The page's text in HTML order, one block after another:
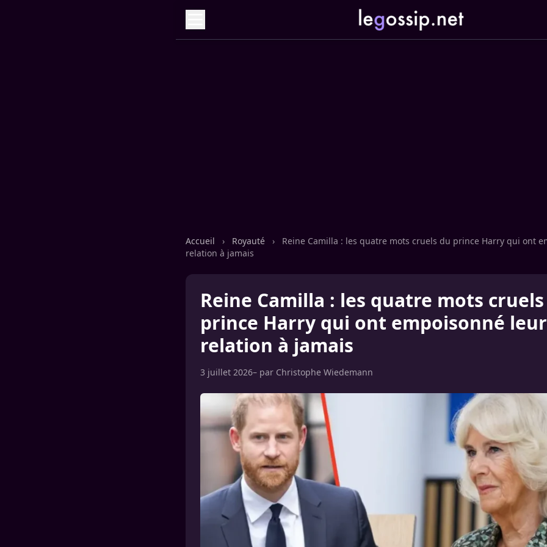
Accueil › Royauté ›
Reine Camilla : les quatre mots cruels du prince Harry qui ont
relation à jamais
Reine Camilla : les quatre mots
prince Harry qui ont empoisonné leur
relation à jamais
3 juillet 2026– par Christophe Wiedemann